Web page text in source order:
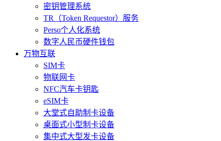
密钥管理系统
TR（Token Requestor）服务
Perso个人化系统
数字人民币硬件钱包
万物互联
SIM卡
物联网卡
NFC汽车卡钥匙
eSIM卡
大堂式自助制卡设备
桌面式小型制卡设备
集中式大型发卡设备